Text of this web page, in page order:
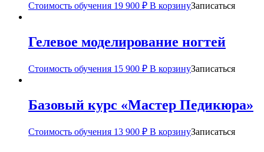
Стоимость обучения 19 900 ₽ В корзинуЗаписаться
Гелевое моделирование ногтей
Стоимость обучения 15 900 ₽ В корзинуЗаписаться
Базовый курс «Мастер Педикюра»
Стоимость обучения 13 900 ₽ В корзинуЗаписаться